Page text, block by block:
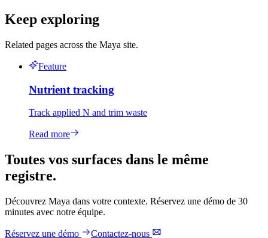
Keep exploring
Related pages across the Maya site.
Feature
Nutrient tracking
Track applied N and trim waste
Read more
Toutes vos surfaces dans le même
registre.
Découvrez Maya dans votre contexte. Réservez une démo de 30
minutes avec notre équipe.
Réservez une démo
Contactez-nous